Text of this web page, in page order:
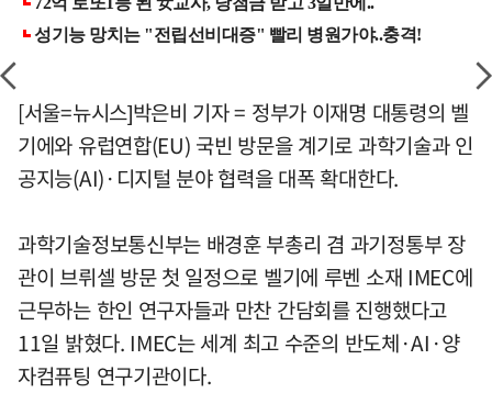
[서울=뉴시스]박은비 기자 = 정부가 이재명 대통령의 벨
기에와 유럽연합(EU) 국빈 방문을 계기로 과학기술과 인
공지능(AI)·디지털 분야 협력을 대폭 확대한다.
과학기술정보통신부는 배경훈 부총리 겸 과기정통부 장
관이 브뤼셀 방문 첫 일정으로 벨기에 루벤 소재 IMEC에
근무하는 한인 연구자들과 만찬 간담회를 진행했다고
11일 밝혔다. IMEC는 세계 최고 수준의 반도체·AI·양
자컴퓨팅 연구기관이다.